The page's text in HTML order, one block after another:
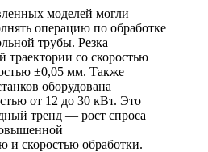
моделей могли
операцию по обработке
трубы. Резка
траектории со скоростью
±0,05 мм. Также
оборудована
от 12 до 30 кВт. Это
тренд — рост спроса
и скоростью обработки.